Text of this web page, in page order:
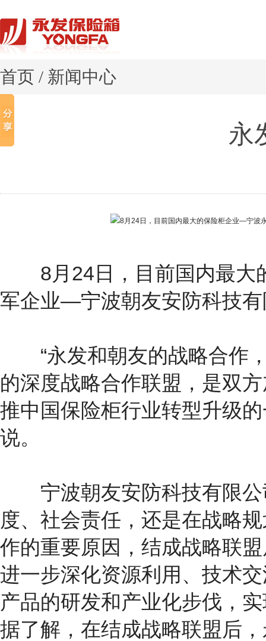
首页 / 新闻中心
永
8月24日，目前国内最大
军企业—宁波朝友安防科技
“永发和朝友的战略合作，
的深度战略合作联盟，是双
推中国保险柜行业转型升级
说。
宁波朝友安防科技有限公
度、社会责任，还是在战略
作的重要原因，结成战略联
进一步深化资源利用、技术
产品的研发和产业化步伐，
据了解，在结成战略联盟后